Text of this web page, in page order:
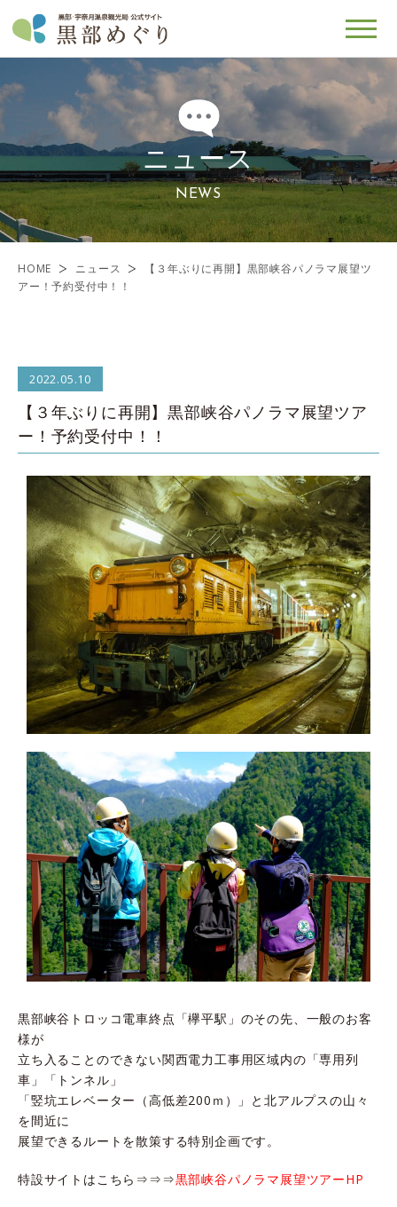
ニュース
NEWS
HOME ニュース
【３年ぶりに再開】黒部峡谷パノラマ展望ツ
アー！予約受付中！！
2022.05.10
【３年ぶりに再開】黒部峡谷パノラマ展望ツア
ー！予約受付中！！
黒部峡谷トロッコ電車終点「欅平駅」のその先、一般のお客
様が
立ち入ることのできない関西電力工事用区域内の「専用列
車」「トンネル」
「竪坑エレベーター（高低差200ｍ）」と北アルプスの山々
を間近に
展望できるルートを散策する特別企画です。
特設サイトはこちら⇒⇒⇒黒部峡谷パノラマ展望ツアーHP